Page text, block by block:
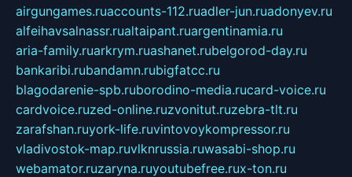
airgungames.ruaccounts-112.ruadler-jun.ruadonyev.ru
alfeihavsalnassr.rualtaipant.ruargentinamia.ru
aria-family.ruarkrym.ruashanet.rubelgorod-day.ru
bankaribi.rubandamn.rubigfatcc.ru
blagodarenie-spb.ruborodino-media.rucard-voice.ru
cardvoice.ruzed-online.ruzvonitut.ruzebra-tlt.ru
zarafshan.ruyork-life.ruvintovoykompressor.ru
vladivostok-map.ruvlknrussia.ruwasabi-shop.ru
webamator.ruzaryna.ruyoutubefree.rux-ton.ru